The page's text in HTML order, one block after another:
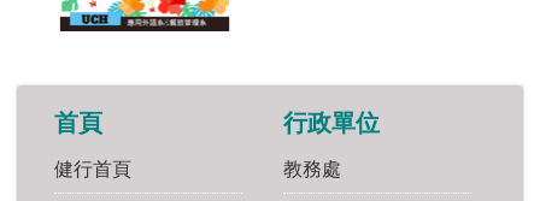
首頁
健行首頁
行政單位
教務處